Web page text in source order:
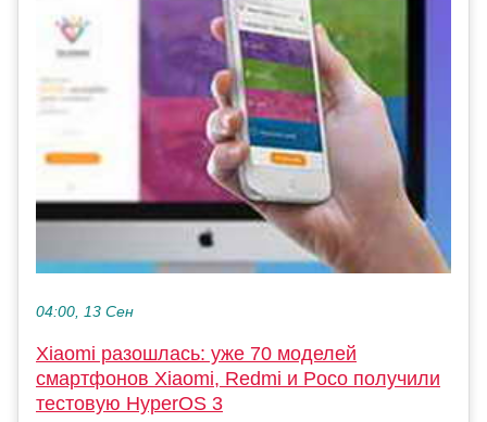
04:00, 13 Сен
Xiaomi разошлась: уже 70 моделей
смартфонов Xiaomi, Redmi и Poco получили
тестовую HyperOS 3